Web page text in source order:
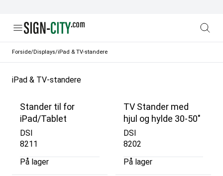
Forside/Displays/iPad & TV-standere
iPad & TV-standere
Stander til for
iPad/Tablet
DSI
8211
På lager
TV Stander med
hjul og hylde 30-50"
DSI
8202
På lager